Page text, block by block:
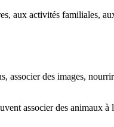
aux activités familiales,
des images,
associer des animaux